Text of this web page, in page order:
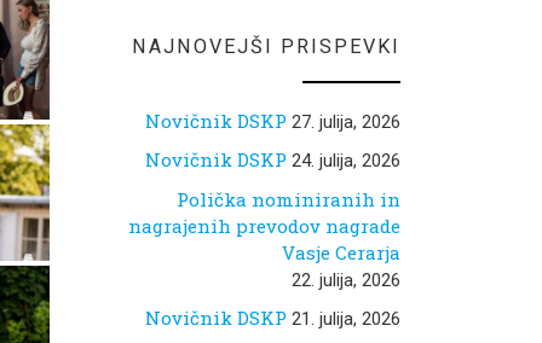
NAJNOVEJŠI PRISPEVKI
Novičnik DSKP 27. julija, 2026
Novičnik DSKP 24. julija, 2026
Polička nominiranih in
nagrajenih prevodov nagrade
Vasje Cerarja
22. julija, 2026
Novičnik DSKP 21. julija, 2026